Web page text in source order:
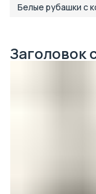
Белые рубашки с
Заголовок